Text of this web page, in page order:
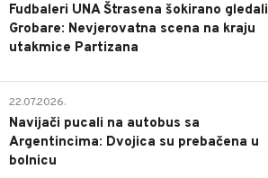
Fudbaleri UNA Štrasena šokirano gledali
Grobare: Nevjerovatna scena na kraju
utakmice Partizana
22.07.2026.
Navijači pucali na autobus sa
Argentincima: Dvojica su prebačena u
bolnicu